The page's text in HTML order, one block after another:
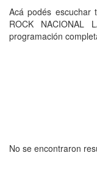
Acá podés escuchar
ROCK NACIONAL
programación
No se encontraron